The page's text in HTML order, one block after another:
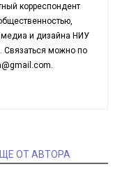
корреспондент
медиа и дизайна НИУ
можно по
ОТ АВТОРА